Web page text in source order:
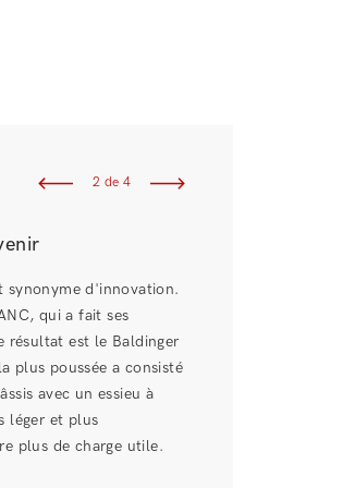
L'ADN qui nous distingue
La flexibilité est au programme
Baldinger Fahrzeugbau impressionne par sa
flexibilité. Véhicules utilitaires et spéciaux
moins de dix marques. Tous les types de
cellules de charge- aussi particuliers soient-
disponibles pour ces marques. Baldinger
Fahrzeugbau offre des solutions industrielles
optimales et la qualité suisse.